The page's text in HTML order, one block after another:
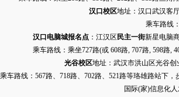
汉口校区地址：汉口武汉客
乘车路线
汉口电脑城报名点：江汉区 民主一街新星电脑
乘车路线：乘坐727路(或 608路, 707路, 598路,
光谷校区地址：武汉市洪山区光谷创
乘车路线：567路、718路、702路、521路等珞雄路站下
国际(家)信息化